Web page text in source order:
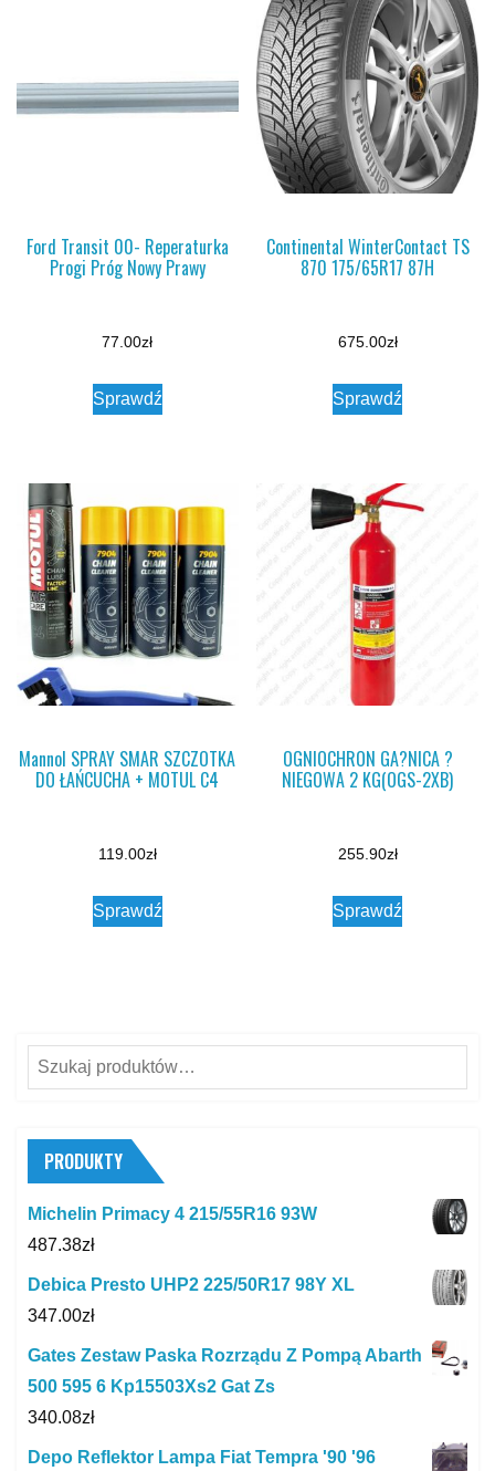
Ford Transit 00- Reperaturka
Progi Próg Nowy Prawy
77.00zł
Sprawdź
Continental WinterContact TS
870 175/65R17 87H
675.00zł
Sprawdź
Mannol SPRAY SMAR SZCZOTKA
DO ŁAŃCUCHA + MOTUL C4
119.00zł
Sprawdź
OGNIOCHRON GA?NICA ?
NIEGOWA 2 KG(OGS-2XB)
255.90zł
Sprawdź
Szukaj:
PRODUKTY
Michelin Primacy 4 215/55R16 93W
487.38zł
Debica Presto UHP2 225/50R17 98Y XL
347.00zł
Gates Zestaw Paska Rozrządu Z Pompą Abarth
500 595 6 Kp15503Xs2 Gat Zs
340.08zł
Depo Reflektor Lampa Fiat Tempra '90 '96